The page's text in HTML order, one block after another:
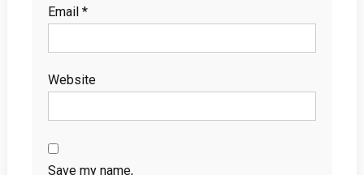
Email *
Website
Save my name,